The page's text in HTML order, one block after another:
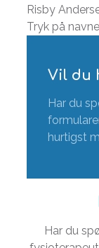
Risby
Tryk på
Vil du
Har du
hurtigst
Har du